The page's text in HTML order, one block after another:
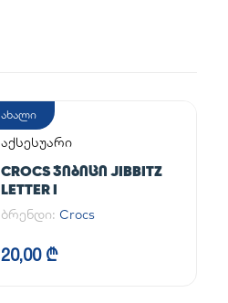
ახალი
აქსესუარი
CROCS ᲯᲘᲑᲘᲪᲘ JIBBITZ
LETTER I
ბრენდი: Crocs
20,00 ₾